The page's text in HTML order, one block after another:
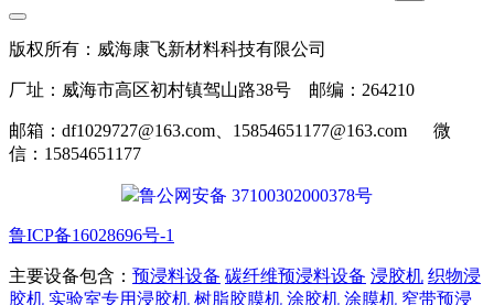
版权所有：威海康飞新材料科技有限公司
厂址：威海市高区初村镇驾山路38号 邮编：264210
邮箱：df1029727@163.com、15854651177@163.com 微
信：15854651177
鲁公网安备 37100302000378号
鲁ICP备16028696号-1
主要设备包含： 预浸料设备 碳纤维预浸料设备 浸胶机 织物浸
胶机 实验室专用浸胶机 树脂胶膜机 涂胶机 涂膜机 窄带预浸